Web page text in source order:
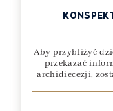
Aby przybliżyć
przekazać
archidiecezji,